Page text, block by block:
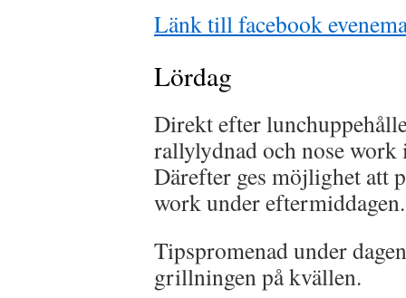
Länk till facebook
Lördag
Direkt efter
rallylydnad och nose
Därefter ges möjlighet att
work under eftermiddagen.
Tipspromenad under
grillningen på kvällen.